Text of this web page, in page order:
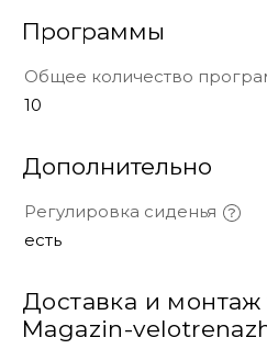
Программы
Общее количество
10
Дополнительно
Регулировка сиденья
есть
Доставка и
Magazin-